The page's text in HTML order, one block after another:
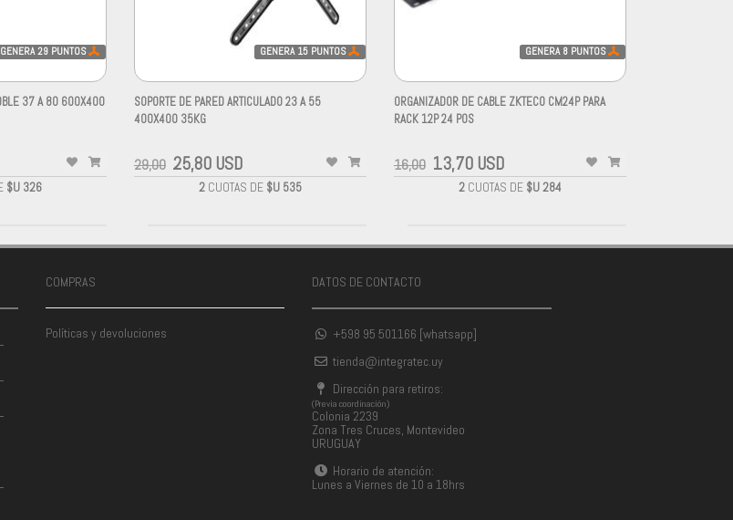
GENERA29 PUNTOS
37 A 80 600X400
$U 326
GENERA 15 PUNTOS
SOPORTE DE PARED ARTICULADO 23 A 55
400X400 35KG
29,00 25,80 USD
2 CUOTAS DE $U 535
GENERA 8 PUNTOS
ORGANIZADOR DE CABLE ZKTECO CM24P PARA
RACK 12P 24 POS
16,00 13,70 USD
2 CUOTAS DE $U 284
COMPRAS
Políticas y devoluciones
DATOS DE CONTACTO
+598 95 501166 [whatsapp]
tienda@integratec.uy
Dirección para retiros:
(Previa coordinación)
Colonia 2239
Zona Tres Cruces, Montevideo
URUGUAY
Horario de atención:
Lunes a Viernes de 10 a 18hrs